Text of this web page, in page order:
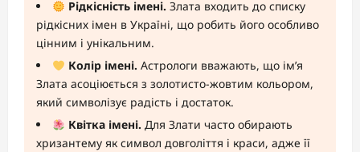
Рідкісність імені. Злата входить до списку
рідкісних імен в Україні, що робить його особливо
цінним і унікальним.
Колір імені. Астрологи вважають, що ім’я
Злата асоціюється з золотисто-жовтим кольором,
який символізує радість і достаток.
Квітка імені. Для Злати часто обирають
хризантему як символ довголіття і краси, адже її